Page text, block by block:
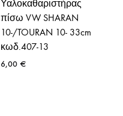
Υαλοκαθαριστήρας
πίσω VW SHARAN
10-/TOURAN 10- 33cm
κωδ.407-13
6,00 €